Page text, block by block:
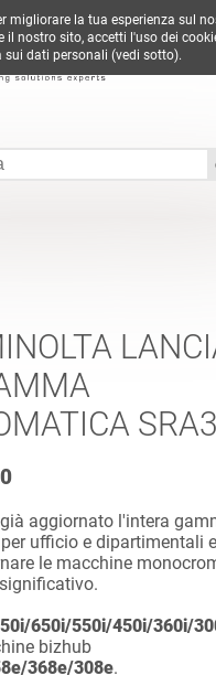
DE
SRA3
aggiornato l'intera
ufficio e dipartimentali
le macchine
650i/550i/450i/360i/
bizhub
368e/308e.
migliorare la tua esperienza sul
il nostro sito, accetti l'uso dei
sui dati personali (vedi